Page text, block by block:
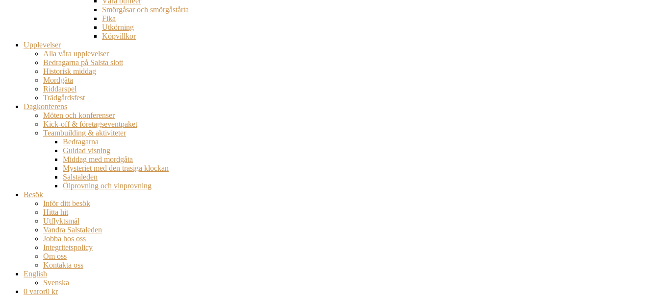
Smörgåsar och smörgåstårta
Fika
Utkörning
Köpvillkor
Upplevelser
Alla våra upplevelser
Bedragarna på Salsta slott
Historisk middag
Mordgåta
Riddarspel
Trädgårdsfest
Dagkonferens
Möten och konferenser
Kick-off & företagseventpaket
Teambuilding & aktiviteter
Bedragarna
Guidad visning
Middag med mordgåta
Mysteriet med den trasiga klockan
Salstaleden
Ölprovning och vinprovning
Besök
Inför ditt besök
Hitta hit
Utflyktsmål
Vandra Salstaleden
Jobba hos oss
Integritetspolicy
Om oss
Kontakta oss
English
Svenska
0 varor0 kr